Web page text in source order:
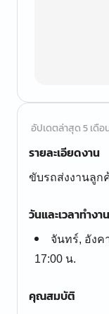
อัปเดตล่าสุด 5 เดือ
รายละเอียดงาน
ขับรถส่งงานลูก
วันและเวลาทำงาน
จันทร์, อังค
17:00 น.
คุณสมบัติ